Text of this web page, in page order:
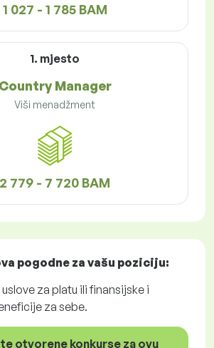
1 027 - 1 785 BAM
1. mjesto
Country Manager
Viši menadžment
2 779 - 7 720 BAM
pogodne za vašu poziciju:
za platu ili finansijske i
za sebe.
otvorene konkurse za ovu